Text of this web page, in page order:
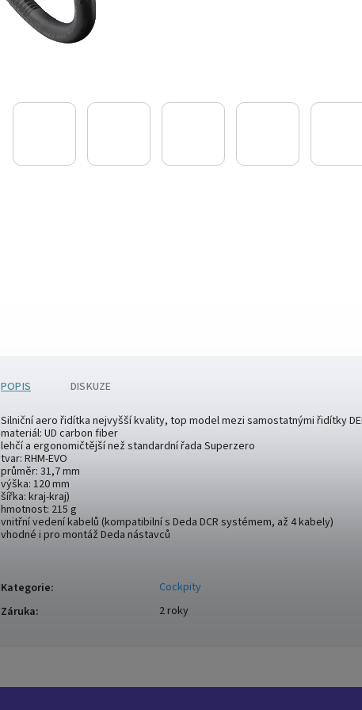
POPIS DISKUZE
Silniční aero řidítka nejvyšší kvality, top model mezi samostatnými řidítky
materiál: UD carbon fiber
lehčí a ergonomičtější než standardní řada Superzero
tvar: RHM-EVO
průměr: 31,7 mm
výška: 120 mm
šířka: kraj-kraj)
hmotnost: 215 g
vnitřní vedení kabelů (kompatibilní s Deda DCR systémem, až 4 kabely)
vhodné i pro montáž Deda nástavců
Kategorie:
Cockpity
Záruka: 2 roky